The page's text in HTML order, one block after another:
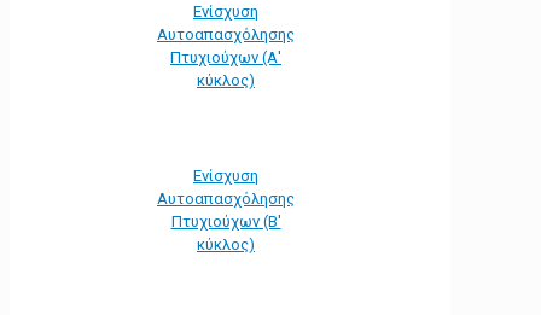
Ενίσχυση
Αυτοαπασχόλησης
Πτυχιούχων (Α'
κύκλος)
Ενίσχυση
Αυτοαπασχόλησης
Πτυχιούχων (Β'
κύκλος)